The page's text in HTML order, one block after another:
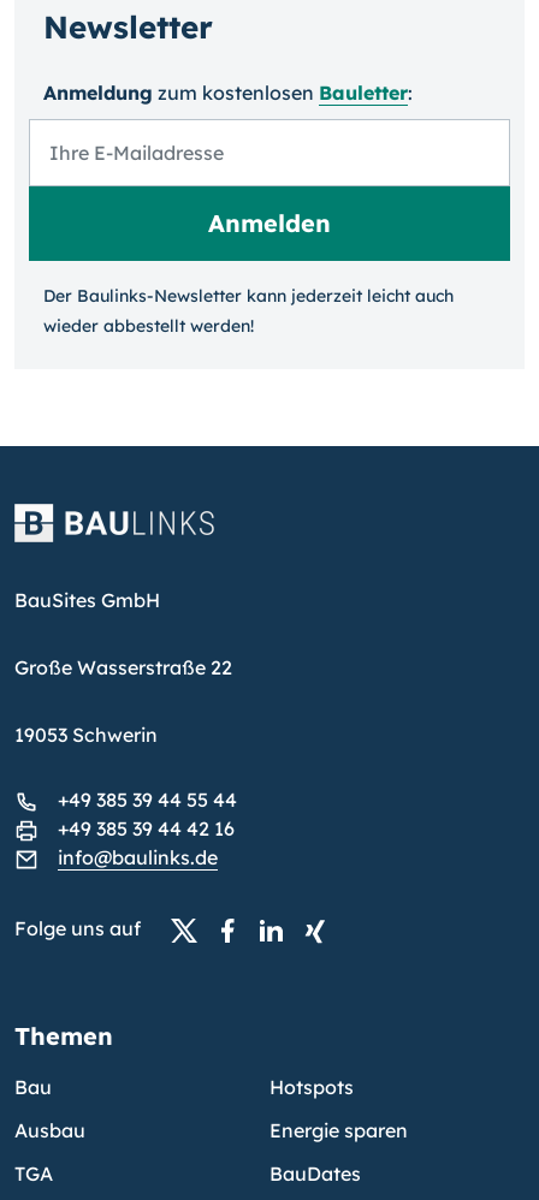
Newsletter
Anmeldung zum kosten­losen Bauletter:
Der Baulinks-Newsletter kann jeder­zeit leicht auch
wieder ab­bestellt werden!
BauSites GmbH
Große Wasserstraße 22
19053 Schwerin
+49 385 39 44 55 44
+49 385 39 44 42 16
info@baulinks.de
Folge uns auf
Themen
Bau
Ausbau
TGA
Hotspots
Energie sparen
BauDates